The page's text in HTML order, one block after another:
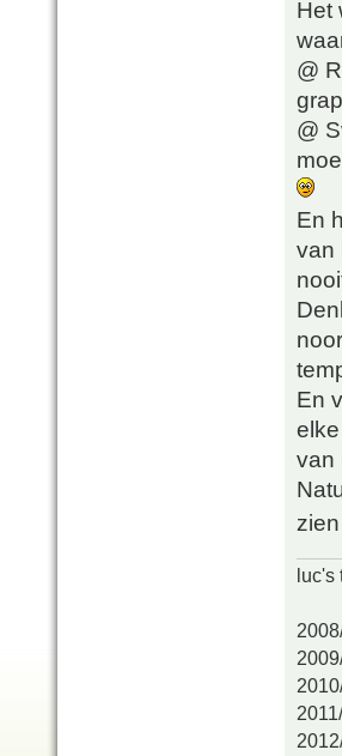
Het
@
@
En
van
En
van
luc's